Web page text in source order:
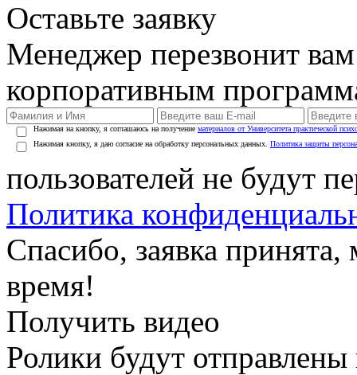
Оставьте заявку
Менеджер перезвонит
корпоративным
Нажимая на кнопку, я соглашаюсь на получение материалов от Университета практической
Нажимая кнопку, я даю согласие на обработку персональных данных. Политика защиты
пользователей не будут
Политика
Спасибо, заявка
время!
Получить видео
Ролики будут